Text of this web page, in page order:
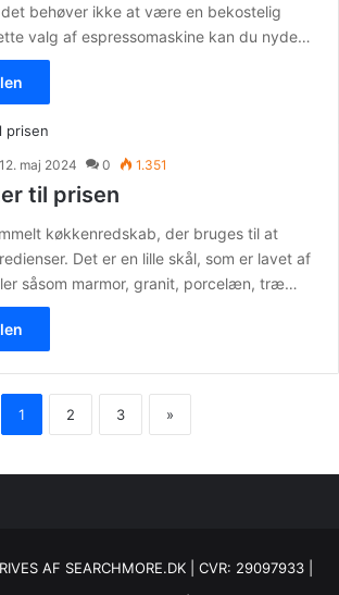
behøver ikke at være en bekostelig
valg af espressomaskine kan du nyde…
12. maj 2024 0 1.351
til prisen
køkkenredskab, der bruges til at
Det er en lille skål, som er lavet af
såsom marmor, granit, porcelæn, træ…
1 2 3 »
AF SEARCHMORE.DK | CVR: 29097933 |